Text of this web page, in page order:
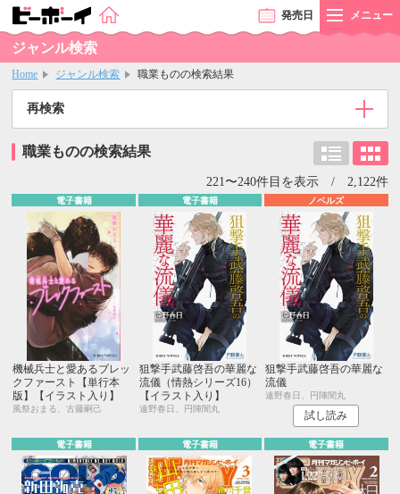
発売日 メニュー
ジャンル検索
Home ジャンル検索 職業ものの検索結果
再検索
職業ものの検索結果
221〜240件目を表示 / 2,122件
電子書籍
機械兵士と愛あるブレッ
クファースト【単行本
版】【イラスト入り】
風祭おまる、古藤嗣己
電子書籍
狙撃手武藤啓吾の華麗な
流儀（情熱シリーズ16）
【イラスト入り】
遠野春日、円陣闇丸
ノベルズ
狙撃手武藤啓吾の華麗な
流儀
遠野春日、円陣闇丸
試し読み
電子書籍 電子書籍 電子書籍